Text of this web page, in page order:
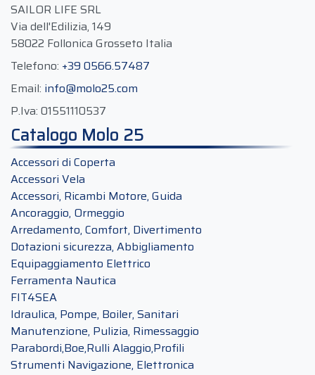
SAILOR LIFE SRL
Via dell'Edilizia, 149
58022 Follonica Grosseto Italia
Telefono: +39 0566.57487
Email: info@molo25.com
P.Iva: 01551110537
Catalogo Molo 25
Accessori di Coperta
Accessori Vela
Accessori, Ricambi Motore, Guida
Ancoraggio, Ormeggio
Arredamento, Comfort, Divertimento
Dotazioni sicurezza, Abbigliamento
Equipaggiamento Elettrico
Ferramenta Nautica
FIT4SEA
Idraulica, Pompe, Boiler, Sanitari
Manutenzione, Pulizia, Rimessaggio
Parabordi,Boe,Rulli Alaggio,Profili
Strumenti Navigazione, Elettronica